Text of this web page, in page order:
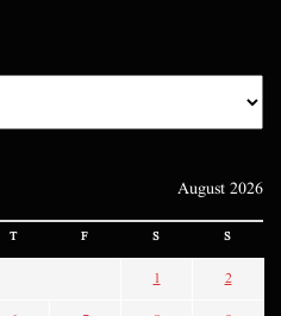
August 2026
T F S S
1 2